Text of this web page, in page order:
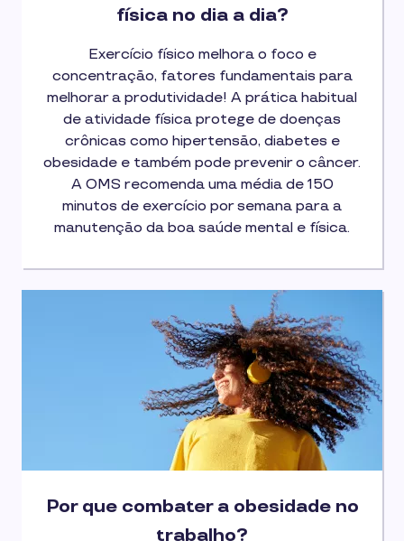
física no dia a dia?
Exercício físico melhora o foco e
concentração, fatores fundamentais para
melhorar a produtividade! A prática habitual
de atividade física protege de doenças
crônicas como hipertensão, diabetes e
obesidade e também pode prevenir o câncer.
A OMS recomenda uma média de 150
minutos de exercício por semana para a
manutenção da boa saúde mental e física.
Por que combater a obesidade no
trabalho?